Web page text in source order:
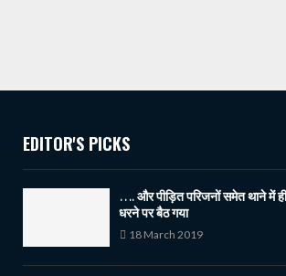
EDITOR'S PICKS
…. और पीड़ित परिजनों समेत थाने में ही
धरने पर बैठ गया
18 March 2019